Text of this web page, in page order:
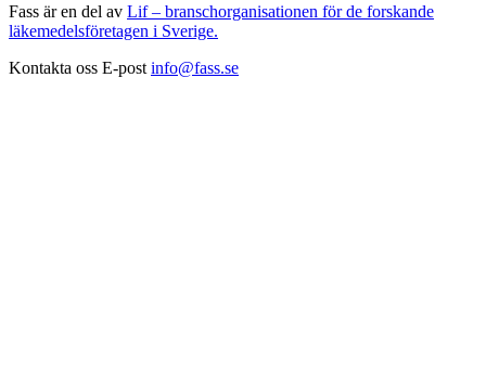
Fass är en del av Lif – branschorganisationen för de forskande
läkemedelsföretagen i Sverige.
Kontakta oss E-post info@fass.se